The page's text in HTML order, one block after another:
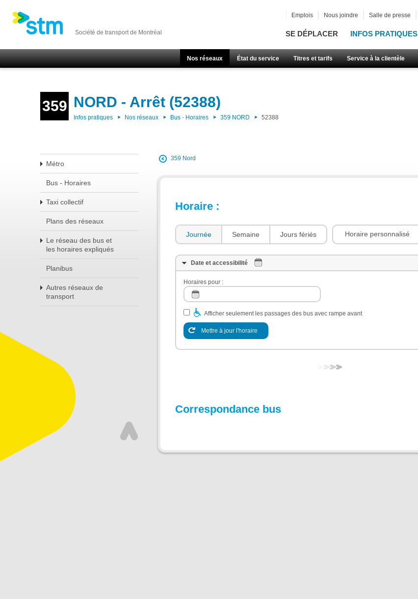
Société de transport de Montréal SE DÉPLACER INFOS PRATIQUES
Nos réseaux État du service Titres et tarifs Service à la clientèle
Emplois Nous joindre Salle de presse
359 NORD - Arrêt (52388)
Infos pratiques Nos réseaux Bus - Horaires 359 NORD 52388
Métro
Bus - Horaires
Taxi collectif
Plans des réseaux
Le réseau des bus et
les horaires expliqués
Planibus
Autres réseaux de
transport
359 Nord
Horaire :
Journée Semaine Jours fériés Horaire personnalisé
Date et accessibilité
Horaires pour :
Afficher seulement les passages des bus avec rampe avant
Mettre à jour l'horaire
Correspondance bus